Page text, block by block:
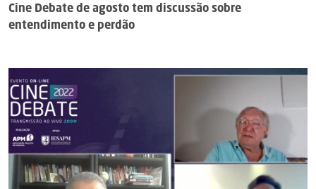
Cine Debate de agosto tem discussão sobre
entendimento e perdão